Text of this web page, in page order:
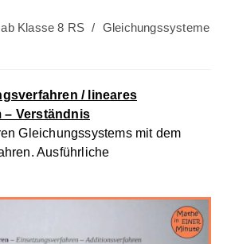
ab Klasse 8 RS /
Gleichungssysteme
/ lineares
– Verständnis
Gleichungssystems mit dem
Ausführliche